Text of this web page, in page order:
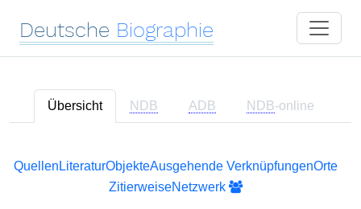
Deutsche Biographie
Übersicht NDB ADB NDB-online
Quellen LiteraturObjekteAusgehende VerknüpfungenOrte
ZitierweiseNetzwerk